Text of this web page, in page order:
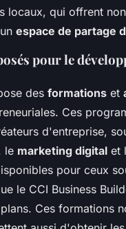
locaux, qui offrent
espace de partage
pour le
des formations et
Ces
d'entreprise,
le marketing digital et
pour ceux
le CCI Business
Ces formations